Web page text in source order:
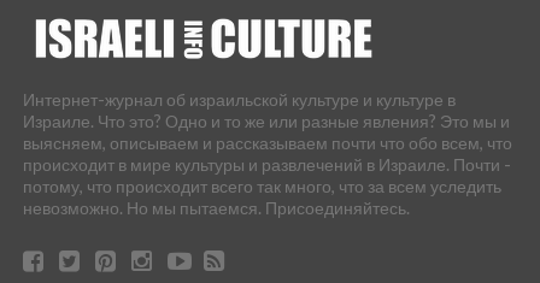
Интернет-журнал об израильской культуре и культуре в
Израиле. Что это? Одно и то же или разные явления? Это мы и
выясняем, описываем и рассказываем почти что обо всем, что
происходит в мире культуры и развлечений в Израиле. Почти -
потому, что происходит всего так много, что за всем уследить
невозможно. Но мы пытаемся. Присоединяйтесь.